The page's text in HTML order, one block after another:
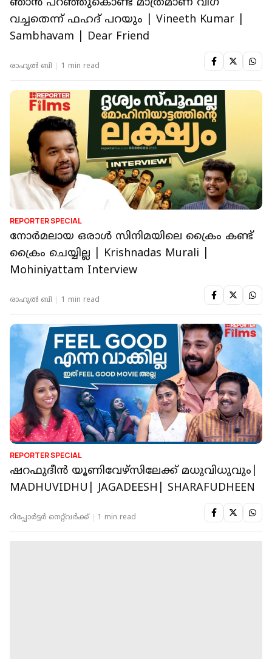
വച്ചതെന്ന് ഫഹദ് പറയും | Vineeth Kumar |
Sambhavam | Dear Friend
രാഹുൽ ബി 1 min read
REPORTER SPECIAL
നോര്‍മലായ ഒരാള്‍ സിനിമയിലെ ക്രൈം കണ്ട്
ക്രൈം ചെയ്യില്ല | Krishnadas Murali |
Mohiniyattam Interview
രാഹുൽ ബി 1 min read
REPORTER SPECIAL
ഷറഫുദീന്‍ യൂണിവേഴ്‌സിലേക്ക് മധുവിധുവും|
MADHUVIDHU| JAGADEESH| SHARAFUDHEEN
റിപ്പോർട്ടർ നെറ്റ്‌വര്‍ക്ക്‌ 1 min read